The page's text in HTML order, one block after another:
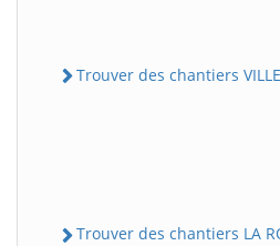
Trouver des chantiers
Trouver des chantiers LA